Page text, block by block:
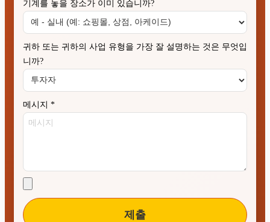
기계를 놓을 장소가 이미 있습니까?
귀하 또는 귀하의 사업 유형을 가장 잘 설명하는 것은 무엇입
니까?
메시지 *
제출